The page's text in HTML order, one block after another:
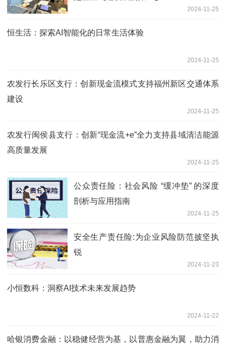
2024-11-25
恒生活：探索AI智能化的日常生活体验
2024-11-25
农发行长乐区支行：创新现金流模式支持福州新区交通体系
建设
2024-11-25
农发行闽侯县支行：创新“现金流+e”全力支持县域清洁能源
高质量发展
2024-11-25
公众责任险：社会风险 “缓冲垫” 的深度
剖析与应用指南
2024-11-25
安全生产责任险:为企业风险防范披坚执
锐
2024-11-23
小恒数科：洞察AI技术未来发展趋势
2024-11-22
哈银消费金融：以稳健经营为基，以普惠金融为翼，助力消